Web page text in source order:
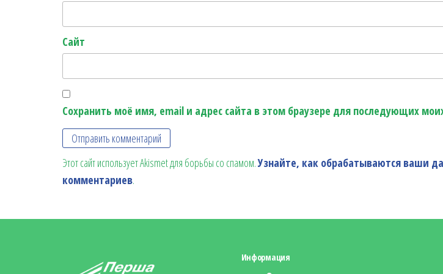
Сайт
Сохранить моё имя, email и адрес сайта в этом браузере для последующих
Этот сайт использует Akismet для борьбы со спамом.Узнайте, как обрабатываются ваши
комментариев.
Информация